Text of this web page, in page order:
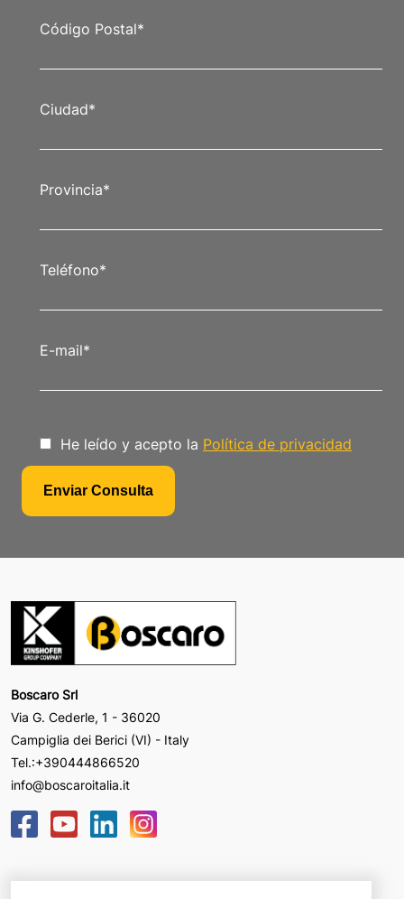
Código Postal*
Ciudad*
Provincia*
Teléfono*
E-mail*
He leído y acepto la Política de privacidad
Boscaro Srl
Via G. Cederle, 1 - 36020
Campiglia dei Berici (VI) - Italy
Tel.:+390444866520
info@boscaroitalia.it